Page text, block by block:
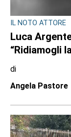
IL NOTO ATTORE
Luca
“Ridiamogli
di
Angela Pastore